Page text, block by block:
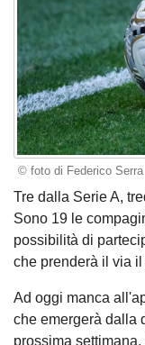
© foto di Federico Serra
Tre dalla Serie A,
Sono 19 le
possibilità di
che prenderà il via
Ad oggi manca
che emergerà dalla
prossima settimana,